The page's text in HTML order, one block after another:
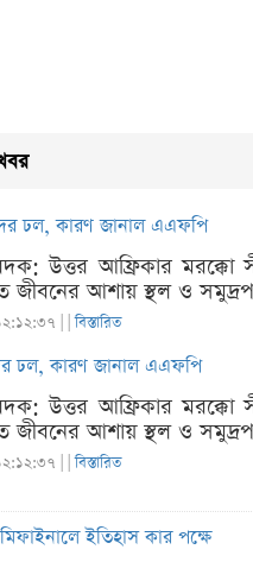
ঢল, কারণ জানাল এএফপি
উত্তর আফ্রিকার মরক্কো
জীবনের আশায় স্থল ও
| |বিস্তারিত
ঢল, কারণ জানাল এএফপি
উত্তর আফ্রিকার মরক্কো
জীবনের আশায় স্থল ও
| |বিস্তারিত
ইতিহাস কার পক্ষে